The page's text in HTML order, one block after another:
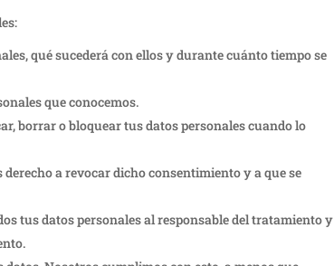
qué sucederá con ellos y durante cuánto tiempo se
que conocemos.
borrar o bloquear tus datos personales cuando lo
a revocar dicho consentimiento y a que se
tus datos personales al responsable del tratamiento y